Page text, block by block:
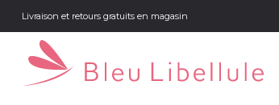
Livraison et retours gratuits en magasin